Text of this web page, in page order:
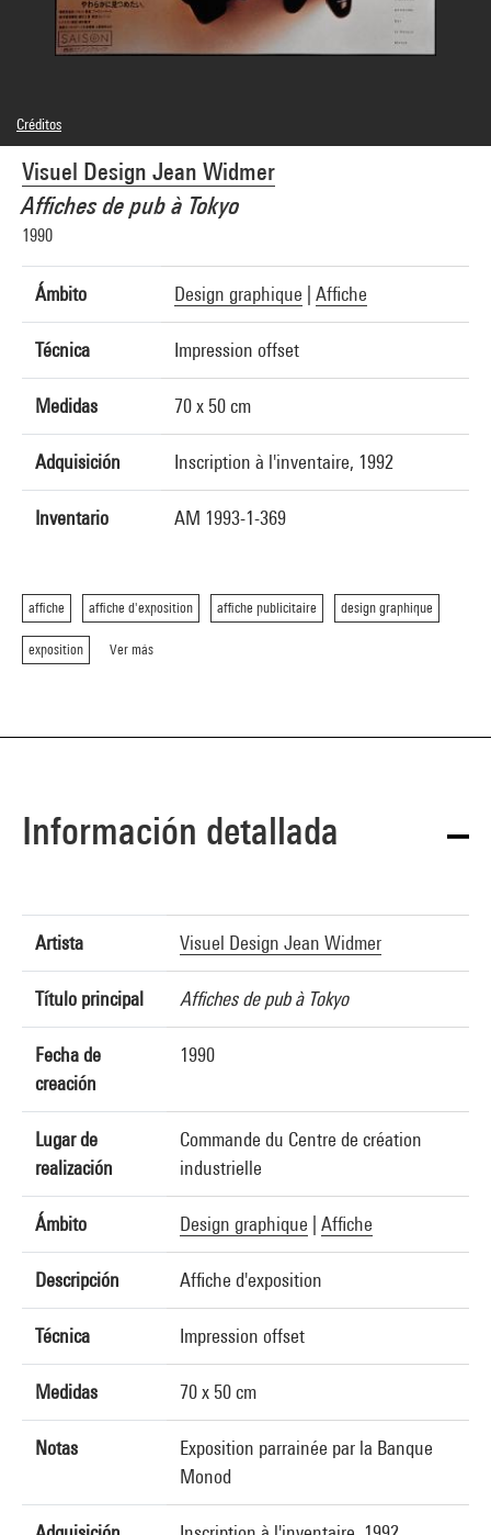
Visuel Design Jean Widmer
Affiches de pub à Tokyo
1990
Ámbito Design graphique Affiche
Técnica Impression offset
Medidas 70 x 50 cm
Adquisición Inscription à l'inventaire, 1992
Inventario AM 1993-1-369
affiche affiche d'exposition affiche publicitaire design graphique
exposition Ver más
Créditos
© Adagp, Paris
Créditos fotográficos : Georges Meguerditchian - Centre Pompidou, MNAM-CCI
Referencia de la imagen : 4R02202 [1992 CX 6217]
Información detallada
Artista Visuel Design Jean Widmer
Título principal Affiches de pub à Tokyo
Fecha de
creación
1990
Lugar de
realización
Commande du Centre de création
industrielle
Ámbito Design graphique Affiche
Descripción Affiche d'exposition
Técnica Impression offset
Medidas 70 x 50 cm
Notas
Exposition parrainée par la Banque
Monod